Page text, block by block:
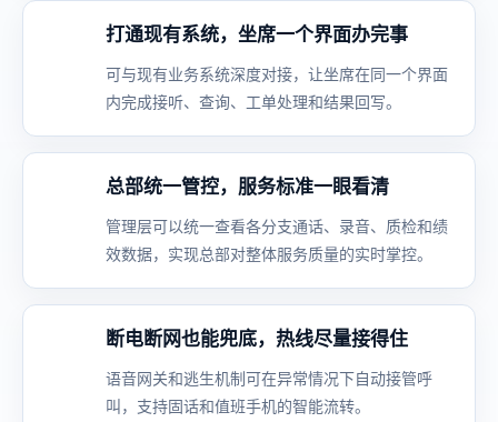
打通现有系统，坐席一个界面办完事
可与现有业务系统深度对接，让坐席在同一个界面
内完成接听、查询、工单处理和结果回写。
总部统一管控，服务标准一眼看清
管理层可以统一查看各分支通话、录音、质检和绩
效数据，实现总部对整体服务质量的实时掌控。
断电断网也能兜底，热线尽量接得住
语音网关和逃生机制可在异常情况下自动接管呼
叫，支持固话和值班手机的智能流转。